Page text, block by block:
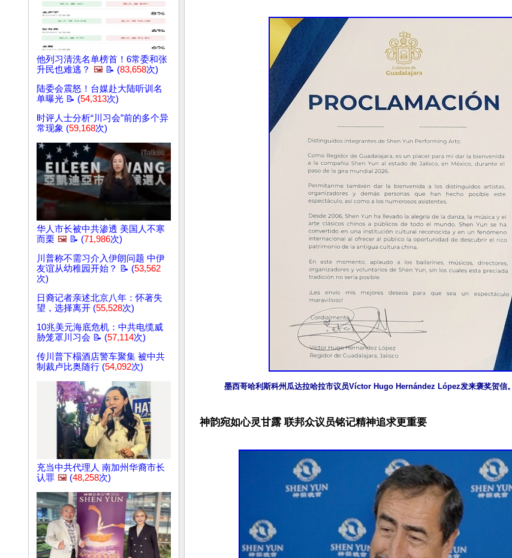
他列习清洗名单榜首！6常委和张
升民也难逃？ 🖼️ 📝 (83,658次)
陆委会震怒！台媒赴大陆听训名
单曝光 📝 (54,313次)
时评人士分析“川习会”前的多个异
常现象 (59,168次)
华人市长被中共渗透 美国人不寒
而栗 🖼️ 📝 (71,986次)
川普称不需习介入伊朗问题 中伊
友谊从幼稚园开始？ 📝 (53,562
次)
日裔记者亲述北京八年：怀著失
望，选择离开 (55,528次)
10兆美元海底危机：中共电缆威
胁笼罩川习会 📝 (57,114次)
传川普下榻酒店警车聚集 被中共
制裁卢比奥随行 (54,092次)
充当中共代理人 南加州华裔市长
认罪 🖼️ (48,258次)
墨西哥哈利斯科州瓜达拉哈拉市议员Víctor Hugo Hernández López发来褒奖贺信
神韵宛如心灵甘露 联邦众议员铭记精神追求更重要